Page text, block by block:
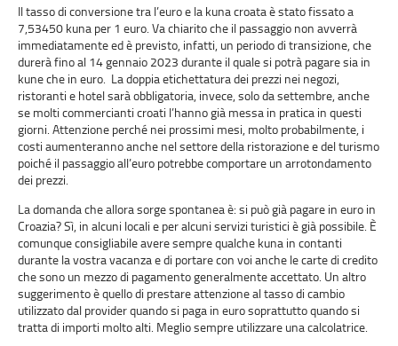
Il tasso di conversione tra l’euro e la kuna croata è stato fissato a
7,53450 kuna per 1 euro. Va chiarito che il passaggio non avverrà
immediatamente ed è previsto, infatti, un periodo di transizione, che
durerà fino al 14 gennaio 2023 durante il quale si potrà pagare sia in
kune che in euro. La doppia etichettatura dei prezzi nei negozi,
ristoranti e hotel sarà obbligatoria, invece, solo da settembre, anche
se molti commercianti croati l’hanno già messa in pratica in questi
giorni. Attenzione perché nei prossimi mesi, molto probabilmente, i
costi aumenteranno anche nel settore della ristorazione e del turismo
poiché il passaggio all’euro potrebbe comportare un arrotondamento
dei prezzi.
La domanda che allora sorge spontanea è: si può già pagare in euro in
Croazia? Sì, in alcuni locali e per alcuni servizi turistici è già possibile. È
comunque consigliabile avere sempre qualche kuna in contanti
durante la vostra vacanza e di portare con voi anche le carte di credito
che sono un mezzo di pagamento generalmente accettato. Un altro
suggerimento è quello di prestare attenzione al tasso di cambio
utilizzato dal provider quando si paga in euro soprattutto quando si
tratta di importi molto alti. Meglio sempre utilizzare una calcolatrice.